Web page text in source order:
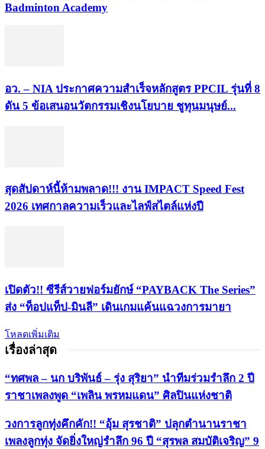
Badminton Academy
อว. – NIA ประกาศความสำเร็จหลักสูตร PPCIL รุ่นที่ 8
ดัน 5 ข้อเสนอนวัตกรรมเชิงนโยบาย ชูทุนมนุษย์...
สุดสัปดาห์นี้ห้ามพลาด!!! งาน IMPACT Speed Fest
2026 เทศกาลความเร็วและไลฟ์สไตล์แห่งปี
เปิดตัว!! ซีรีส์วายฟอร์มยักษ์ “PAYBACK The Series”
ส่ง “ท็อปแท็ป-มินลี” เดินเกมแค้นแฉวงการมายา
โหลดเพิ่มเติม
เรื่องล่าสุด
“ทศพล – นก บริพันธ์ – รุ่ง สุริยา” นำทีมร่วมรำลึก 2 ปี
ราชาเพลงพูด “เพลิน พรหมแดน” ศิลปินแห่งชาติ
วงการลูกทุ่งคึกคัก!! “อุ้ม สุรชาติ” ปลุกตำนานราชา
เพลงลูกทุ่ง จัดยิ่งใหญ่รำลึก 96 ปี “สุรพล สมบัติเจริญ” 9